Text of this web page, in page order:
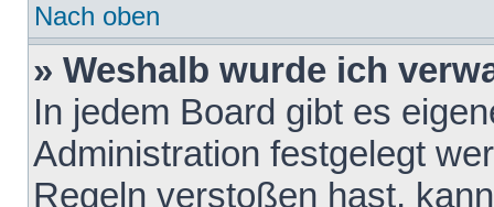
Nach oben
» Weshalb wurde ich
In jedem Board gibt es
Administration festgelegt
Regeln verstoßen hast,